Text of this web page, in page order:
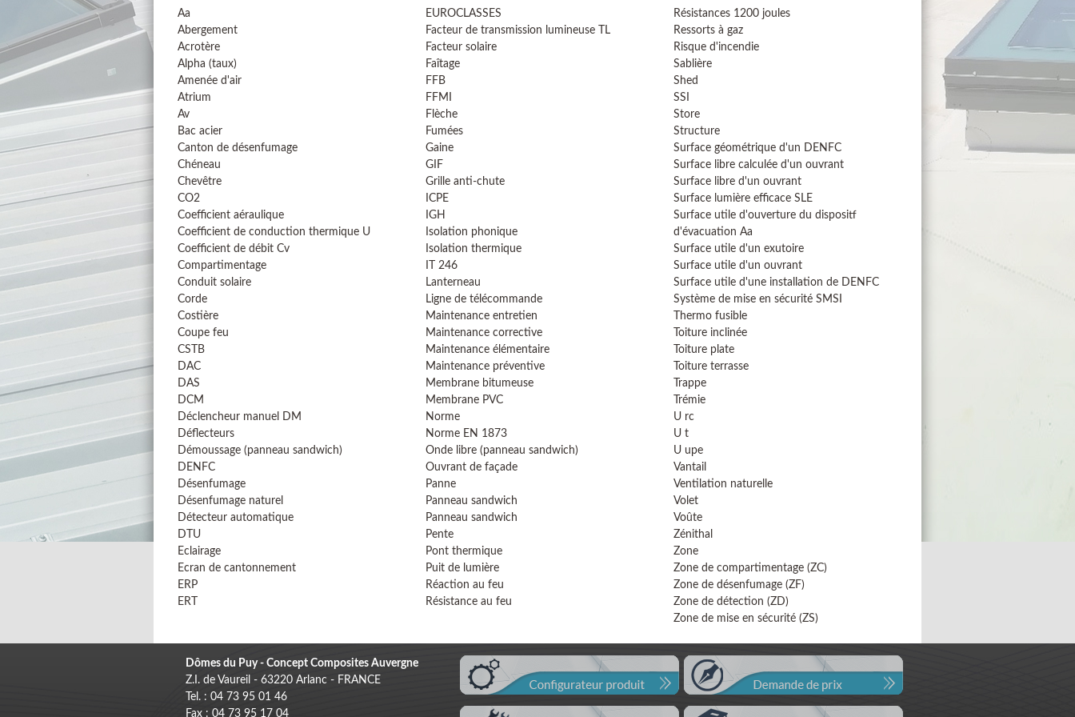
Aa
Abergement
Acrotère
Alpha (taux)
Amenée d'air
Atrium
Av
Bac acier
Canton de désenfumage
Chéneau
Chevêtre
CO2
Coefficient aéraulique
Coefficient de conduction thermique U
Coefficient de débit Cv
Compartimentage
Conduit solaire
Corde
Costière
Coupe feu
CSTB
DAC
DAS
DCM
Déclencheur manuel DM
Déflecteurs
Démoussage (panneau sandwich)
DENFC
Désenfumage
Désenfumage naturel
Détecteur automatique
DTU
Eclairage
Ecran de cantonnement
ERP
ERT
EUROCLASSES
Facteur de transmission lumineuse TL
Facteur solaire
Faîtage
FFB
FFMI
Flèche
Fumées
Gaine
GIF
Grille anti-chute
ICPE
IGH
Isolation phonique
Isolation thermique
IT 246
Lanterneau
Ligne de télécommande
Maintenance entretien
Maintenance corrective
Maintenance élémentaire
Maintenance préventive
Membrane bitumeuse
Membrane PVC
Norme
Norme EN 1873
Onde libre (panneau sandwich)
Ouvrant de façade
Panne
Panneau sandwich
Panneau sandwich
Pente
Pont thermique
Puit de lumière
Réaction au feu
Résistance au feu
Résistances 1200 joules
Ressorts à gaz
Risque d'incendie
Sablière
Shed
SSI
Store
Structure
Surface géométrique d'un DENFC
Surface libre calculée d'un ouvrant
Surface libre d'un ouvrant
Surface lumière efficace SLE
Surface utile d'ouverture du dispositf
d'évacuation Aa
Surface utile d'un exutoire
Surface utile d'un ouvrant
Surface utile d'une installation de DENFC
Système de mise en sécurité SMSI
Thermo fusible
Toiture inclinée
Toiture plate
Toiture terrasse
Trappe
Trémie
U rc
U t
U upe
Vantail
Ventilation naturelle
Volet
Voûte
Zénithal
Zone
Zone de compartimentage (ZC)
Zone de désenfumage (ZF)
Zone de détection (ZD)
Zone de mise en sécurité (ZS)
Dômes du Puy - Concept Composites Auvergne
Z.I. de Vaureil - 63220 Arlanc - FRANCE
Tel. : 04 73 95 01 46
Fax : 04 73 95 17 04